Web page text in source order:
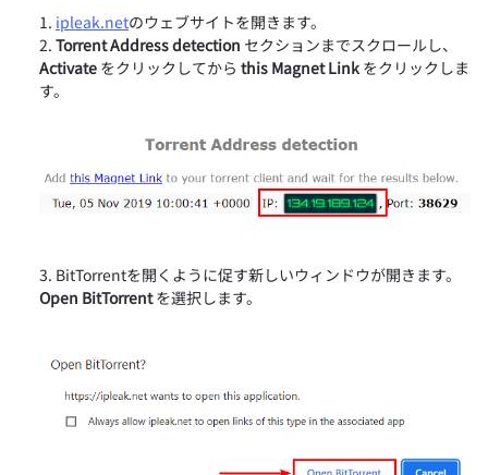
ipleak.netのウェブサイトを開きます。
Torrent Address detection セクションまでスクロールし、
Activate をクリックしてから this Magnet Linkをクリックしま
す。
BitTorrentを開くように促す新しいウィンドウが開きます。
Open BitTorrentを選択します。